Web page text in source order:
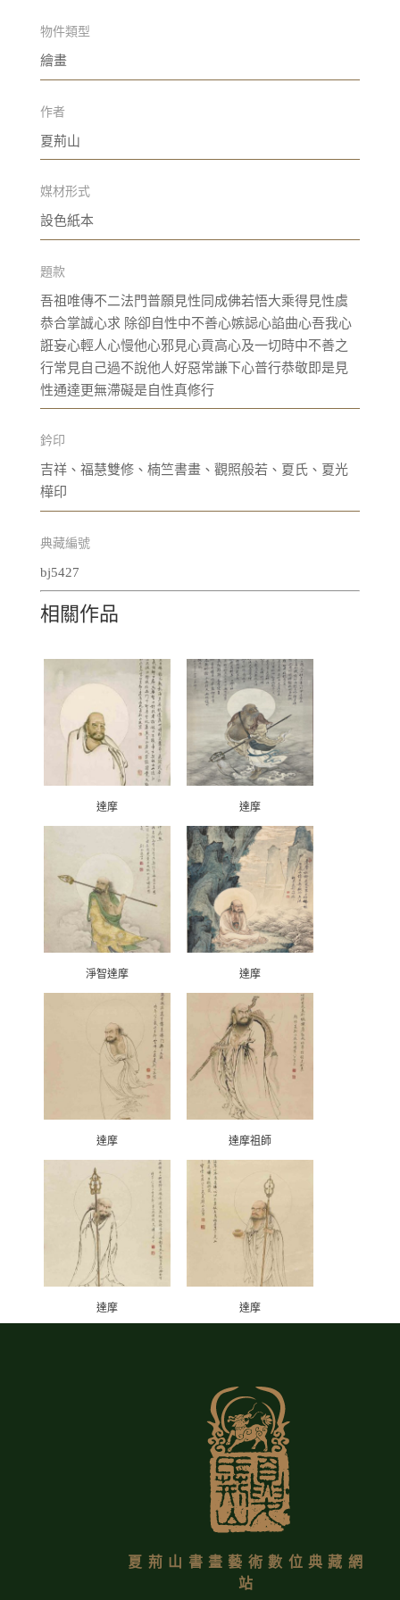
物件類型
繪畫
作者
夏荊山
媒材形式
設色紙本
題款
吾祖唯傳不二法門普願見性同成佛若悟大乘得見性虞
恭合掌誠心求 除卻自性中不善心嫉誋心諂曲心吾我心
誑妄心輕人心慢他心邪見心貢高心及一切時中不善之
行常見自己過不說他人好惡常謙下心普行恭敬即是見
性通達更無滯礙是自性真修行
鈐印
吉祥、福慧雙修、楠竺書畫、觀照般若、夏氏、夏光
樺印
典藏編號
bj5427
相關作品
達摩 達摩
淨智達摩 達摩
達摩 達摩祖師
達摩 達摩
夏荊山書畫藝術數位典藏網
站